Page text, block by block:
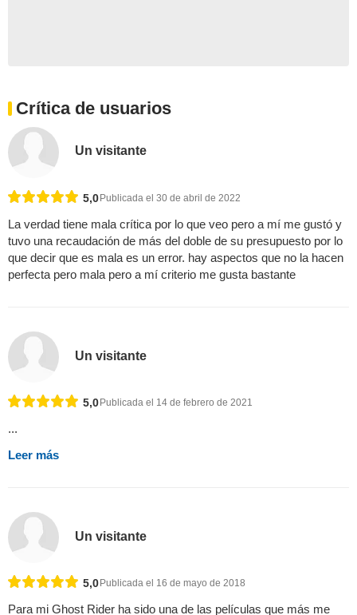
Crítica de usuarios
Un visitante
5,0 Publicada el 30 de abril de 2022
La verdad tiene mala crítica por lo que veo pero a mí me gustó y
tuvo una recaudación de más del doble de su presupuesto por lo
que decir que es mala es un error. hay aspectos que no la hacen
perfecta pero mala pero a mí criterio me gusta bastante
Un visitante
5,0 Publicada el 14 de febrero de 2021
...
Leer más
Un visitante
5,0 Publicada el 16 de mayo de 2018
Para mi Ghost Rider ha sido una de las películas que más me